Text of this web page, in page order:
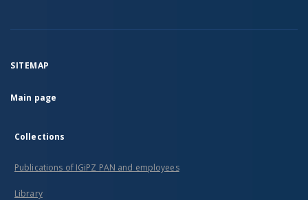
SITEMAP
Main page
Collections
Publications of IGiPZ PAN and employees
Library